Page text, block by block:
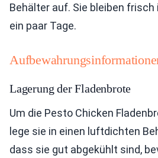
Behälter auf. Sie bleiben
ein paar Tage.
Lagerung der Fladenbrote
Um die Pesto Chicken
lege sie in einen luftdichten
dass sie gut abgekühlt sind,